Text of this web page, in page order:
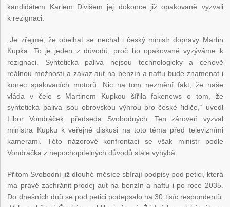
kandidátem Karlem Divišem jej dokonce již opakovaně vyzvali
k rezignaci.
„Je zřejmé, že obelhat se nechal i český ministr dopravy Martin
Kupka. To je jeden z důvodů, proč ho opakovaně vyzýváme k
rezignaci. Syntetická paliva nejsou technologicky a cenově
reálnou možností a zákaz aut na benzín a naftu bude znamenat i
konec spalovacích motorů. Nic na tom nezmění fakt, že naše
vláda v čele s Martinem Kupkou šířila fakenews o tom, že
syntetická paliva jsou obrovskou výhrou pro české řidiče,“ uvedl
Libor Vondráček, předseda Svobodných. Ten zároveň vyzval
ministra Kupku k veřejné diskusi na toto téma před televizními
kamerami. Této názorové konfrontaci se však ministr podle
Vondráčka z nepochopitelných důvodů stále vyhýbá.
Přitom Svobodní již dlouhé měsíce sbírají podpisy pod petici, která
má právě zachránit prodej aut na benzín a naftu i po roce 2035.
Do dnešních dnů se pod petici podepsalo na 30 tisíc respondentů.